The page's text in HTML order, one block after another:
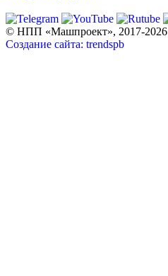
© НПП «Машпроект», 2017-2026
Создание сайта: trendspb